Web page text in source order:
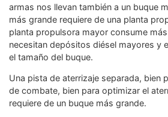
armas nos llevan también a un buque
más grande requiere de una planta
planta propulsora mayor consume
necesitan depósitos diésel mayores y
el tamaño del buque.
Una pista de aterrizaje separada, bien
de combate, bien para optimizar el
requiere de un buque más grande.